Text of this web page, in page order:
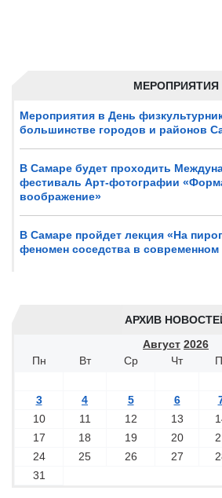
МЕРОПРИЯТИЯ
Мероприятия в День
большинстве городов и районов
В Самаре будет проходить
фестиваль Арт-фотографии
воображение»
В Самаре пройдет лекция «На
феномен соседства в современном
АРХИВ
Август 2026
Пн
Вт Ср Чт
3
4 5 6
10
11 12 13
17
18 19 20
24
25 26 27
31